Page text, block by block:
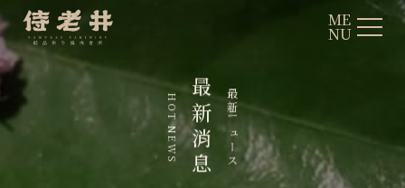
ME
NU
最
新
消
息
最
新
ニ
ュ
ー
ス
H
O
T
N
E
W
S